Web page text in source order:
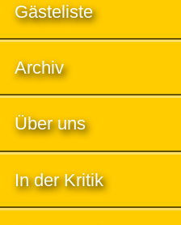
Gästeliste
Archiv
Über uns
In der Kritik